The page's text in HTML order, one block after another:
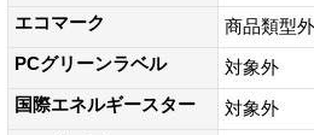
エコマーク
商品類型外
PCグリーンラベル
対象外
国際エネルギースター
対象外